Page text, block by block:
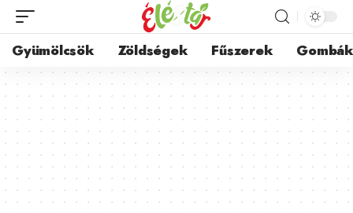
Gyümölcsök Zöldségek Fűszerek Gombák